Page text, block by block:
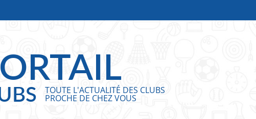
TOUTE L'ACTUALITÉ DES CLUBS
PROCHE DE CHEZ VOUS